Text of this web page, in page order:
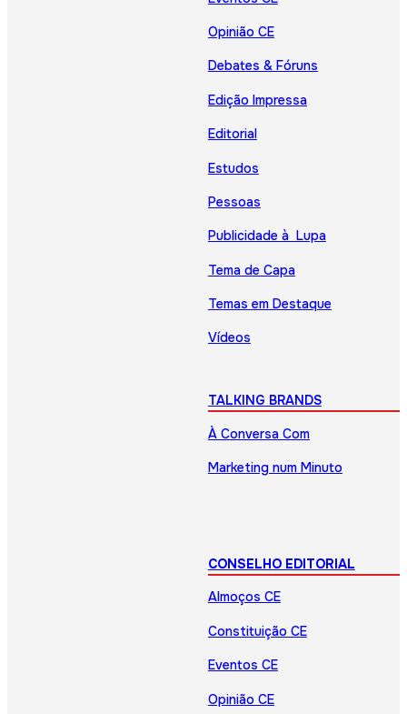
Opinião CE
Debates & Fóruns
Edição Impressa
Editorial
Estudos
Pessoas
Publicidade à Lupa
Tema de Capa
Temas em Destaque
Vídeos
TALKING BRANDS
À Conversa Com
Marketing num Minuto
CONSELHO EDITORIAL
Almoços CE
Constituição CE
Eventos CE
Opinião CE